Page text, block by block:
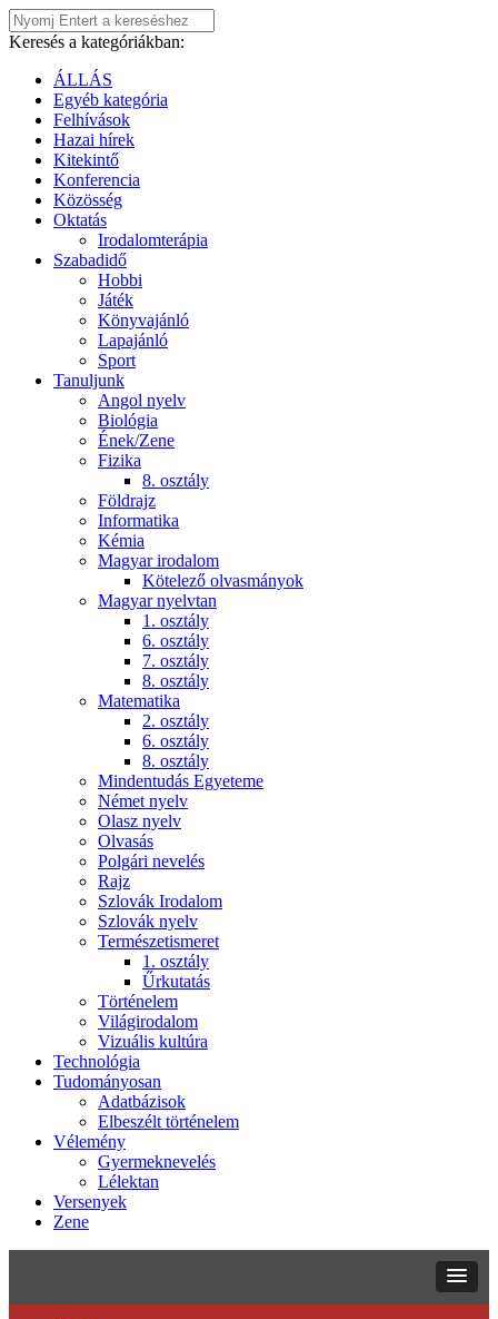
Keresés a kategóriákban:
ÁLLÁS
Egyéb kategória
Felhívások
Hazai hírek
Kitekintő
Konferencia
Közösség
Oktatás
Irodalomterápia
Szabadidő
Hobbi
Játék
Könyvajánló
Lapajánló
Sport
Tanuljunk
Angol nyelv
Biológia
Ének/Zene
Fizika
8. osztály
Földrajz
Informatika
Kémia
Magyar irodalom
Kötelező olvasmányok
Magyar nyelvtan
1. osztály
6. osztály
7. osztály
8. osztály
Matematika
2. osztály
6. osztály
8. osztály
Mindentudás Egyeteme
Német nyelv
Olasz nyelv
Olvasás
Polgári nevelés
Rajz
Szlovák Irodalom
Szlovák nyelv
Természetismeret
1. osztály
Űrkutatás
Történelem
Világirodalom
Vizuális kultúra
Technológia
Tudományosan
Adatbázisok
Elbeszélt történelem
Vélemény
Gyermeknevelés
Lélektan
Versenyek
Zene